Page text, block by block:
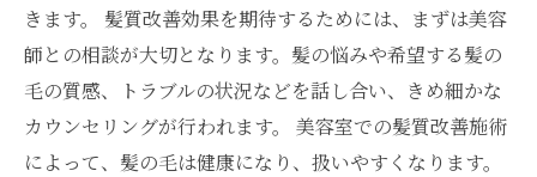
きます。 髪質改善効果を期待するためには、まずは美容
師との相談が大切となります。髪の悩みや希望する髪の
毛の質感、トラブルの状況などを話し合い、きめ細かな
カウンセリングが行われます。 美容室での髪質改善施術
によって、髪の毛は健康になり、扱いやすくなります。